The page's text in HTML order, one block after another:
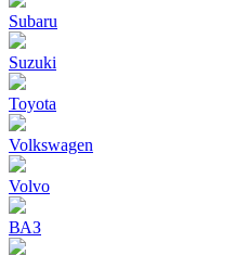
Subaru
Suzuki
Toyota
Volkswagen
Volvo
ВАЗ